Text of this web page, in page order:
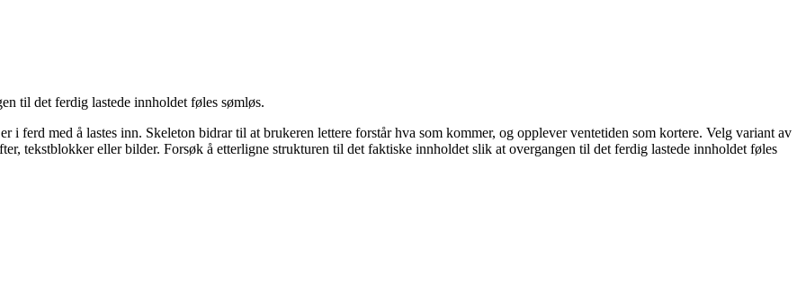
til det ferdig lastede innholdet føles sømløs.
i ferd med å lastes inn. Skeleton bidrar til at brukeren lettere forstår hva som kommer, og opplever ventetiden som kortere. Velg variant av
tekstblokker eller bilder. Forsøk å etterligne strukturen til det faktiske innholdet slik at overgangen til det ferdig lastede innholdet føles